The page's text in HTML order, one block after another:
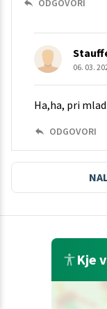
ODGOVORI
06. 03.
Ha,ha, pri
ODGOVORI
Kje